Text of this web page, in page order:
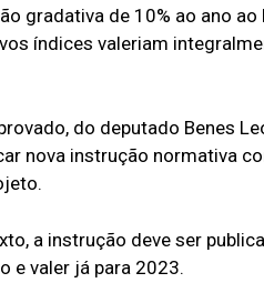
gradativa de 10% ao ano
índices valeriam
do deputado Benes
nova instrução normativa
a instrução deve ser
e valer já para 2023.